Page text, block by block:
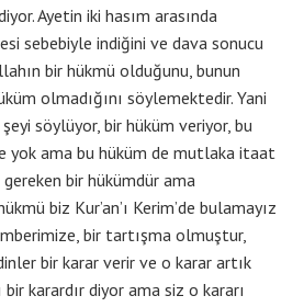
Ayetin iki hasım arasında
sebebiyle indiğini ve dava sonucu
bir hükmü olduğunu, bunun
olmadığını söylemektedir. Yani
söylüyor, bir hüküm veriyor, bu
yok ama bu hüküm de mutlaka itaat
bir hükümdür ama
biz Kur’an’ı Kerim’de bulamayız
bir tartışma olmuştur,
bir karar verir ve o karar artık
karardır diyor ama siz o kararı